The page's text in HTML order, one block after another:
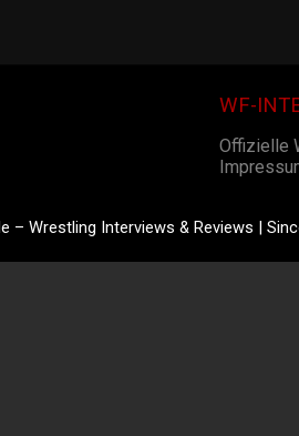
WF-
Offizielle
– Wrestling Interviews & Reviews |